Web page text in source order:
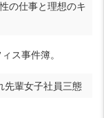
の仕事と理想のキ
ス事件簿。
先輩女子社員三態